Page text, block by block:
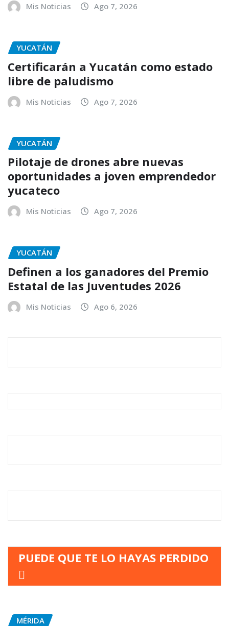
Mis Noticias Ago 7, 2026
YUCATÁN
Certificarán a Yucatán como estado
libre de paludismo
Mis Noticias Ago 7, 2026
YUCATÁN
Pilotaje de drones abre nuevas
oportunidades a joven emprendedor
yucateco
Mis Noticias Ago 7, 2026
YUCATÁN
Definen a los ganadores del Premio
Estatal de las Juventudes 2026
Mis Noticias Ago 6, 2026
PUEDE QUE TE LO HAYAS PERDIDO
MÉRIDA